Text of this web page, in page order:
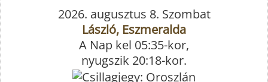
2026. augusztus 8. Szombat
László, Eszmeralda
A Nap kel 05:35-kor,
nyugszik 20:18-kor.